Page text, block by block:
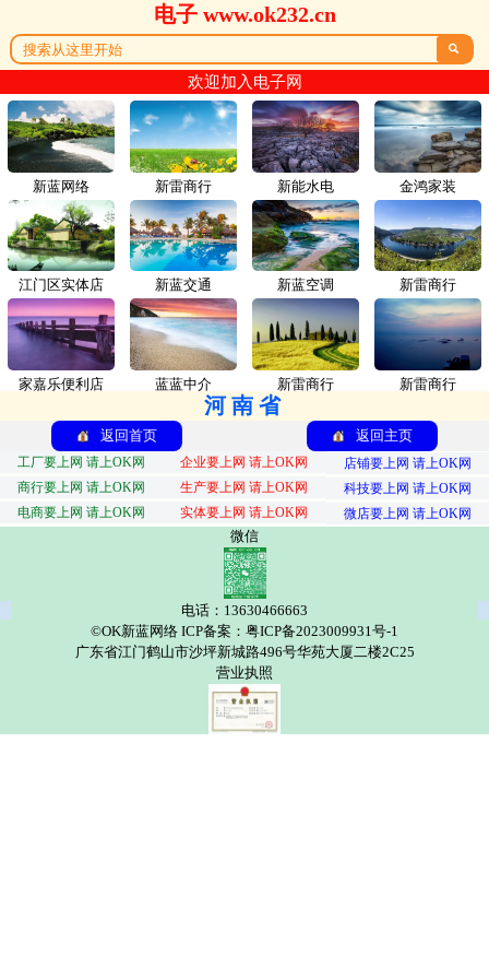
电子 www.ok232.cn

欢迎加入电子网
新蓝网络 新雷商行
江门区实体店 新蓝交通
家嘉乐便利店 蓝蓝中介
新能水电 金鸿家装
新蓝空调 新雷商行
新雷商行 新雷商行
河南省
返回首页 返回主页
工厂要上网 请上OK网 企业要上网 请上OK网
店铺要上网 请上OK网
商行要上网 请上OK网
生产要上网 请上OK网
科技要上网 请上OK网
电商要上网 请上OK网
实体要上网 请上OK网 微店要上网 请上OK网
微信
电话：13630466663
©OK新蓝网络 ICP备案：粤ICP备2023009931号-1
广东省江门鹤山市沙坪新城路496号华苑大厦二楼2C25
营业执照